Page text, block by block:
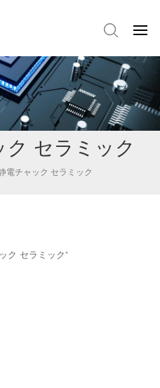
セラミック
電チャック セラミック
ク セラミック"